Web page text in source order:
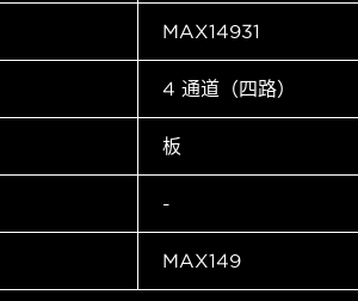
MAX14931
4 通道（四路）
板
-
MAX149